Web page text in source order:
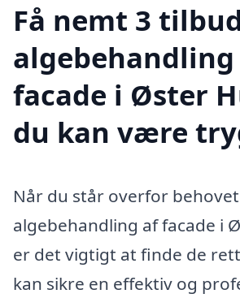
Få nemt 3
facade i Øster
du kan være
Når du står overfor
algebehandling af facade i
er det vigtigt at finde de
kan sikre en effektiv og